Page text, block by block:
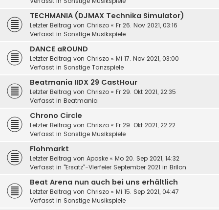
TECHMANIA (DJMAX Technika Simulator)
Letzter Beitrag von Chriszo « Fr 26. Nov 2021, 03:16
Verfasst in Sonstige Musikspiele
DANCE aROUND
Letzter Beitrag von Chriszo « Mi 17. Nov 2021, 03:00
Verfasst in Sonstige Tanzspiele
Beatmania IIDX 29 CastHour
Letzter Beitrag von Chriszo « Fr 29. Okt 2021, 22:35
Verfasst in Beatmania
Chrono Circle
Letzter Beitrag von Chriszo « Fr 29. Okt 2021, 22:22
Verfasst in Sonstige Musikspiele
Flohmarkt
Letzter Beitrag von Aposke « Mo 20. Sep 2021, 14:32
Verfasst in "Ersatz"-Vierfeier September 2021 in Brilon
Beat Arena nun auch bei uns erhältlich
Letzter Beitrag von Chriszo « Mi 15. Sep 2021, 04:47
Verfasst in Sonstige Musikspiele